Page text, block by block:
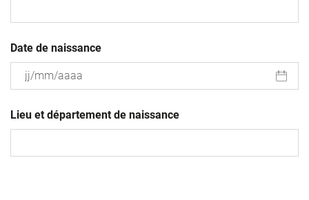
Date de naissance
slash
MM
Lieu et département de naissance